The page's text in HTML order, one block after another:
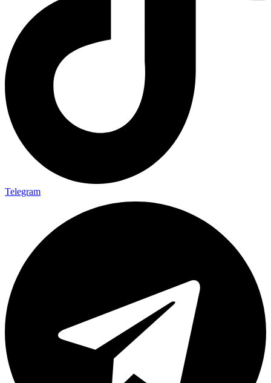
Telegram